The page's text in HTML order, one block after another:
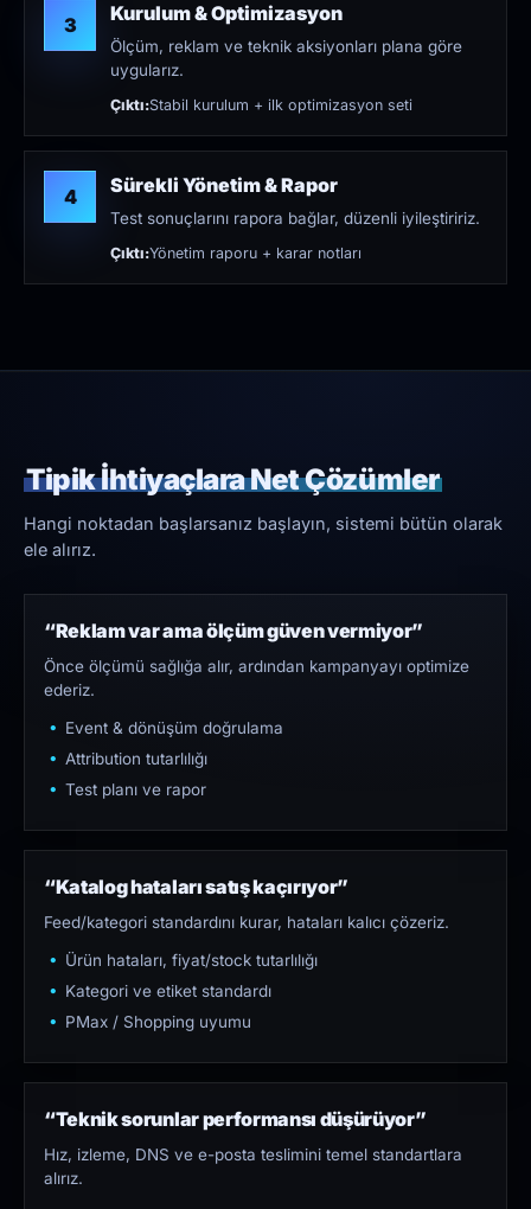
3 Kurulum & Optimizasyon
Ölçüm, reklam ve teknik aksiyonları plana göre
uygularız.
Çıktı:Stabil kurulum + ilk optimizasyon seti
4 Sürekli Yönetim & Rapor
Test sonuçlarını rapora bağlar, düzenli iyileştiririz.
Çıktı:Yönetim raporu + karar notları
Tipik İhtiyaçlara Net Çözümler
Hangi noktadan başlarsanız başlayın, sistemi bütün olarak
ele alırız.
“Reklam var ama ölçüm güven vermiyor”
Önce ölçümü sağlığa alır, ardından kampanyayı optimize
ederiz.
Event & dönüşüm doğrulama
Attribution tutarlılığı
Test planı ve rapor
“Katalog hataları satış kaçırıyor”
Feed/kategori standardını kurar, hataları kalıcı çözeriz.
Ürün hataları, fiyat/stock tutarlılığı
Kategori ve etiket standardı
PMax / Shopping uyumu
“Teknik sorunlar performansı düşürüyor”
Hız, izleme, DNS ve e-posta teslimini temel standartlara
alırız.